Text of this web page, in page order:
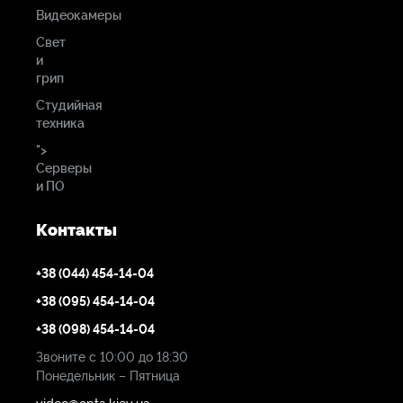
1 х Cold shoe / 1/4” шаровой кронштейн.
Luxury package включает дополнительно:
1 х защитную пленку для ЖК-экрана;
1 х Cold shoe /Коленчатый кронштейн;
1 х кабель BNC SDI;
1 х жесткий кейс.
1920 х 1200
16:9 (4:3)
Яркость
1000:1
Цвета
16.77 миллионов цветов
Видеокамеры
Свет
и
грип
Студийная
техника
">
Серверы
и ПО
Контакты
+38 (044) 454-14-04
+38 (095) 454-14-04
+38 (098) 454-14-04
Звоните с 10:00 до 18:30
Понедельник – Пятница